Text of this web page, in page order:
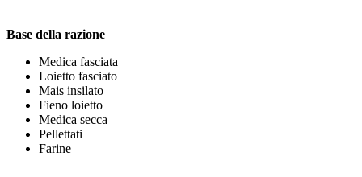
Base della razione
Medica fasciata
Loietto fasciato
Mais insilato
Fieno loietto
Medica secca
Pellettati
Farine